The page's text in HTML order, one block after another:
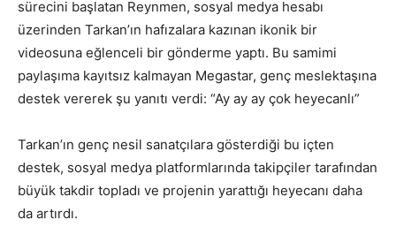
sürecini başlatan Reynmen, sosyal medya hesabı
üzerinden Tarkan’ın hafızalara kazınan ikonik bir
videosuna eğlenceli bir gönderme yaptı. Bu samimi
paylaşıma kayıtsız kalmayan Megastar, genç meslektaşına
destek vererek şu yanıtı verdi: “Ay ay ay çok heyecanlı”
Tarkan’ın genç nesil sanatçılara gösterdiği bu içten
destek, sosyal medya platformlarında takipçiler tarafından
büyük takdir topladı ve projenin yarattığı heyecanı daha
da artırdı.